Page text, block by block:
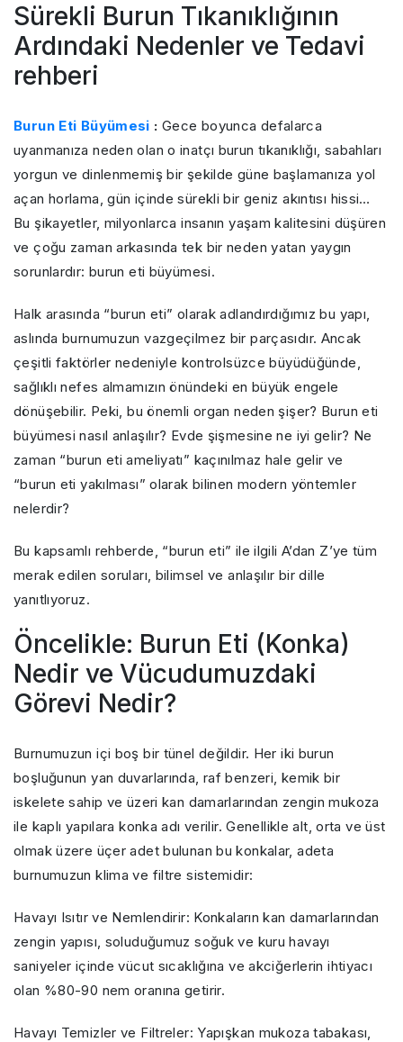
Sürekli Burun Tıkanıklığının
Ardındaki Nedenler ve Tedavi
rehberi
Burun Eti Büyümesi : Gece boyunca defalarca
uyanmanıza neden olan o inatçı burun tıkanıklığı, sabahları
yorgun ve dinlenmemiş bir şekilde güne başlamanıza yol
açan horlama, gün içinde sürekli bir geniz akıntısı hissi…
Bu şikayetler, milyonlarca insanın yaşam kalitesini düşüren
ve çoğu zaman arkasında tek bir neden yatan yaygın
sorunlardır: burun eti büyümesi.
Halk arasında “burun eti” olarak adlandırdığımız bu yapı,
aslında burnumuzun vazgeçilmez bir parçasıdır. Ancak
çeşitli faktörler nedeniyle kontrolsüzce büyüdüğünde,
sağlıklı nefes almamızın önündeki en büyük engele
dönüşebilir. Peki, bu önemli organ neden şişer? Burun eti
büyümesi nasıl anlaşılır? Evde şişmesine ne iyi gelir? Ne
zaman “burun eti ameliyatı” kaçınılmaz hale gelir ve
“burun eti yakılması” olarak bilinen modern yöntemler
nelerdir?
Bu kapsamlı rehberde, “burun eti” ile ilgili A’dan Z’ye tüm
merak edilen soruları, bilimsel ve anlaşılır bir dille
yanıtlıyoruz.
Öncelikle: Burun Eti (Konka)
Nedir ve Vücudumuzdaki
Görevi Nedir?
Burnumuzun içi boş bir tünel değildir. Her iki burun
boşluğunun yan duvarlarında, raf benzeri, kemik bir
iskelete sahip ve üzeri kan damarlarından zengin mukoza
ile kaplı yapılara konka adı verilir. Genellikle alt, orta ve üst
olmak üzere üçer adet bulunan bu konkalar, adeta
burnumuzun klima ve filtre sistemidir:
Havayı Isıtır ve Nemlendirir: Konkaların kan damarlarından
zengin yapısı, soluduğumuz soğuk ve kuru havayı
saniyeler içinde vücut sıcaklığına ve akciğerlerin ihtiyacı
olan %80-90 nem oranına getirir.
Havayı Temizler ve Filtreler: Yapışkan mukoza tabakası,